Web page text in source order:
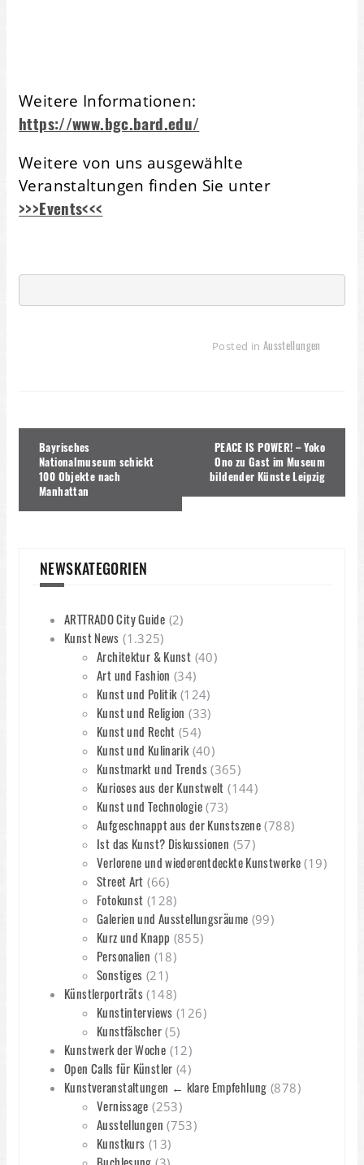
Weitere Informationen:
https://www.bgc.bard.edu/
Weitere von uns ausgewählte
Veranstaltungen finden Sie unter
>>>Events<<<
Posted in Ausstellungen
Beitragsnavigation
Bayrisches
Nationalmuseum schickt
100 Objekte nach
Manhattan
PEACE IS POWER! – Yoko
Ono zu Gast im Museum
bildender Künste Leipzig
NEWSKATEGORIEN
ARTTRADO City Guide (2)
Kunst News (1.325)
Architektur & Kunst (40)
Art und Fashion (34)
Kunst und Politik(124)
Kunst und Religion (33)
Kunst und Recht (54)
Kunst und Kulinarik(40)
Kunstmarkt und Trends(365)
Kurioses aus der Kunstwelt (144)
Kunst und Technologie(73)
Aufgeschnappt aus der Kunstszene (788)
Ist das Kunst? Diskussionen (57)
Verlorene und wiederentdeckte Kunstwerke (19)
Street Art (66)
Fotokunst (128)
Galerien und Ausstellungsräume (99)
Kurz und Knapp (855)
Personalien (18)
Sonstiges (21)
Künstlerporträts (148)
Kunstinterviews (126)
Kunstfälscher(5)
Kunstwerk der Woche (12)
Open Calls für Künstler (4)
Kunstveranstaltungen ← klare Empfehlung (878)
Vernissage (253)
Ausstellungen (753)
Kunstkurs (13)